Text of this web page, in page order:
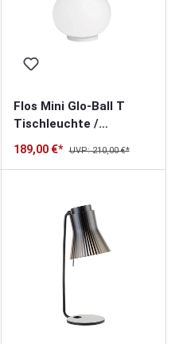
Flos Mini Glo-Ball T
Tischleuchte /
Bodenleuchte
189,00 €* UVP: 210,00 €*